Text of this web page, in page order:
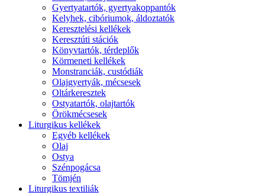
Gyertyatartók, gyertyakoppantók
Kelyhek, cibóriumok, áldoztatók
Keresztelési kellékek
Keresztúti stációk
Könyvtartók, térdeplők
Körmeneti kellékek
Monstranciák, custódiák
Olajgyertyák, mécsesek
Oltárkeresztek
Ostyatartók, olajtartók
Örökmécsesek
Liturgikus kellékek
Egyéb kellékek
Olaj
Ostya
Szénpogácsa
Tömjén
Liturgikus textiliák